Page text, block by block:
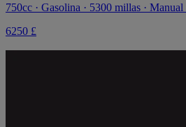
750cc · Gasolina · 5300 millas ·
6250 £